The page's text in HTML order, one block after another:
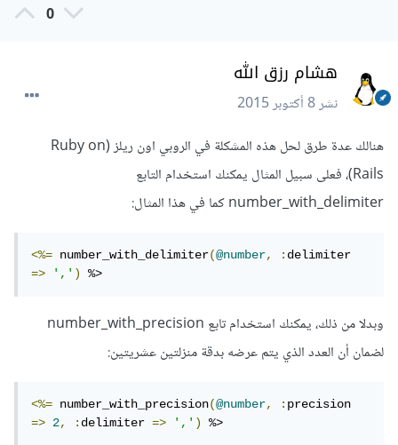
0
هشام رزق الله
نشر8 أكتوبر 2015
هنالك عدة طرق لحل هذه المشكلة في الروبي اون ريلز (Ruby on
Rails)، فعلى سبيل المثال يمكنك استخدام التابع
number_with_delimiter كما في هذا المثال:
<%= number_with_delimiter(@number, :
=>
',') %>
وبدلا من ذلك، يمكنك استخدام تابع number_with_precision
لضمان أن العدد الذي يتم عرضه بدقة منزلتين عشريتين:
<%= number_with_precision(@number, :
=>
2, :delimiter => ',') %>